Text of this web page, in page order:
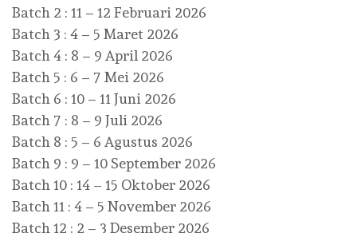
Batch 2 : 11 – 12 Februari 2026
Batch 3 : 4 – 5 Maret 2026
Batch 4 : 8 – 9 April 2026
Batch 5 : 6 – 7 Mei 2026
Batch 6 : 10 – 11 Juni 2026
Batch 7 : 8 – 9 Juli 2026
Batch 8 : 5 – 6 Agustus 2026
Batch 9 : 9 – 10 September 2026
Batch 10 : 14 – 15 Oktober 2026
Batch 11 : 4 – 5 November 2026
Batch 12 : 2 – 3 Desember 2026